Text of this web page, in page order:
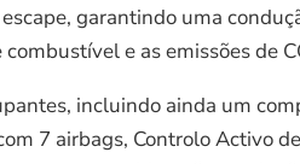
garantindo uma
e as emissões de
incluindo ainda um
7 airbags, Controlo Activo